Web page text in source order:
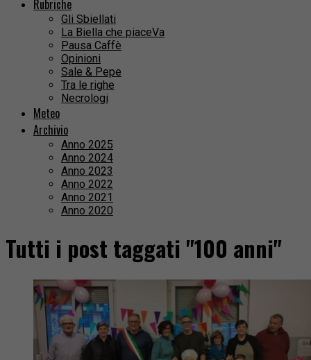
Rubriche
Gli Sbiellati
La Biella che piaceVa
Pausa Caffè
Opinioni
Sale & Pepe
Tra le righe
Necrologi
Meteo
Archivio
Anno 2025
Anno 2024
Anno 2023
Anno 2022
Anno 2021
Anno 2020
Tutti i post taggati "100 anni"